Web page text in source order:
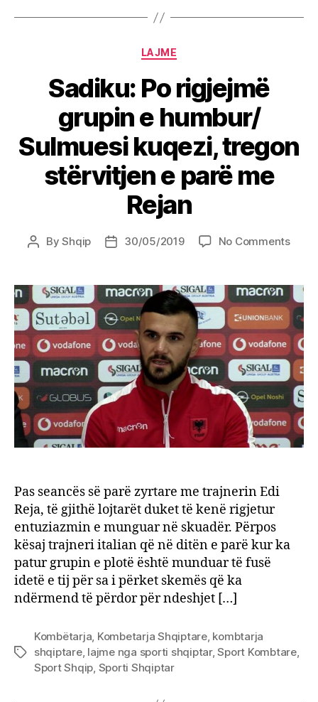
Categories
LAJME
Sadiku: Po rigjejmë
grupin e humbur/
Sulmuesi kuqezi, tregon
stërvitjen e parë me
Rejan
PostByShqip
Post30/05/2019 No Commentson
e
parë
me
Pas seancës së parë zyrtare me trajnerin Edi
Reja, të gjithë lojtarët duket të kenë rigjetur
entuziazmin e munguar në skuadër. Përpos
kësaj trajneri italian që në ditën e parë kur ka
patur grupin e plotë është munduar të fusë
idetë e tij për sa i përket skemës që ka
ndërmend të përdor për ndeshjet […]
Tags
Kombëtarja, Kombetarja Shqiptare, kombtarja
shqiptare, lajme nga sporti shqiptar,Sport Kombtare,
Sport Shqip, Sporti Shqiptar